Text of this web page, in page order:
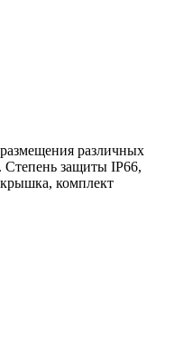
различных
защиты IP66,
комплект